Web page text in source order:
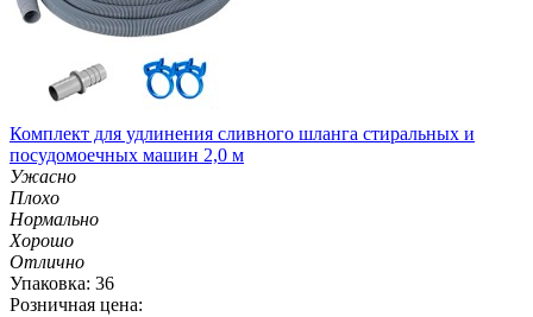
Комплект для удлинения сливного шланга стиральных и
посудомоечных машин 2,0 м
Ужасно
Плохо
Нормально
Хорошо
Отлично
Упаковка: 36
Розничная цена: